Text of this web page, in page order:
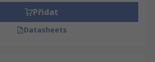
Přidat
Datasheets